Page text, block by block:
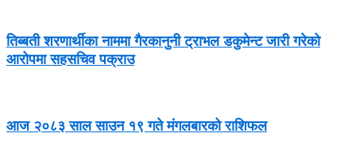
तिब्बती शरणार्थीका नाममा गैरकानुनी ट्राभल डकुमेन्ट जारी गरेको
आरोपमा सहसचिव पक्राउ
आज २०८३ साल साउन १९ गते मंगलबारको राशिफल